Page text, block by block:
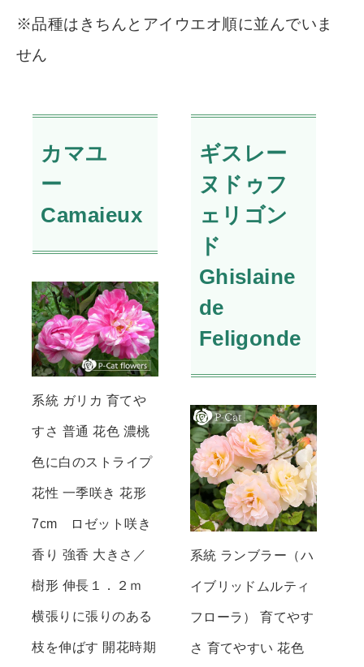
※品種はきちんとアイウエオ順に並んでいま
せん
カマユ
ー
Camaieux
系統 ガリカ 育てや
すさ 普通 花色 濃桃
色に白のストライプ
花性 一季咲き 花形
7cm ロゼット咲き
香り 強香 大きさ／
樹形 伸長１．２ｍ
横張りに張りのある
枝を伸ばす 開花時期
ギスレー
ヌドゥフ
ェリゴン
ド
Ghislaine
de
Feligonde
系統 ランブラー（ハ
イブリッドムルティ
フローラ） 育てやす
さ 育てやすい 花色